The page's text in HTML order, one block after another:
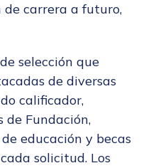
de carrera a futuro,
selección que
de diversas
calificador,
de Fundación,
educación y becas
solicitud. Los